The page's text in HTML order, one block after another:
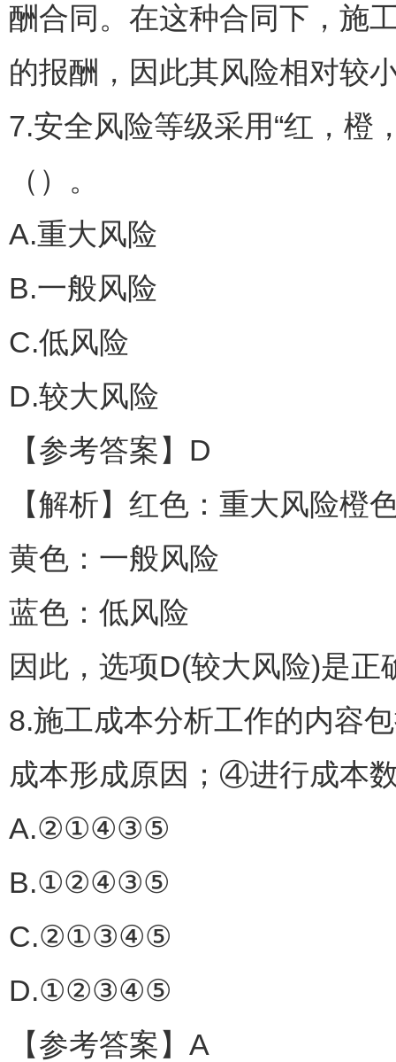
酬合同。在这种合同下，施
的报酬，因此其风险相对较
7.安全风险等级采用“红，橙
（）。
A.重大风险
B.一般风险
C.低风险
D.较大风险
【参考答案】D
【解析】红色：重大风险橙
黄色：一般风险
蓝色：低风险
因此，选项D(较大风险)是正
8.施工成本分析工作的内容
成本形成原因；④进行成本
A.②①④③⑤
B.①②④③⑤
C.②①③④⑤
D.①②③④⑤
【参考答案】A